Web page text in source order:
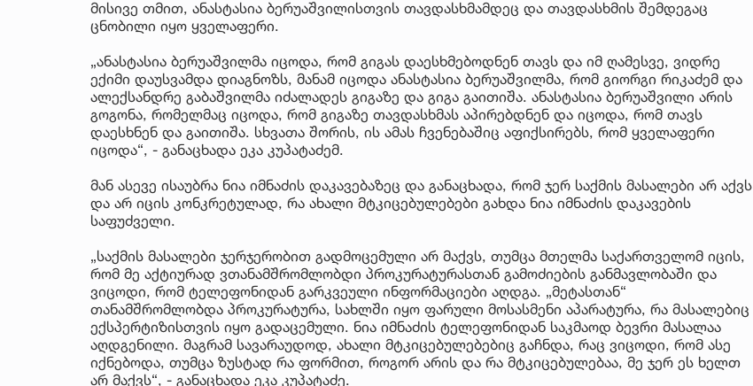
მისივე თმით, ანასტასია ბერუაშვილისთვის თავდასხმამდეც და თავდასხმის შემდეგაც
ცნობილი იყო ყველაფერი.
„ანასტასია ბერუაშვილმა იცოდა, რომ გიგას დაესხმებოდნენ თავს და იმ ღამესვე, ვიდრე
ექიმი დაუსვამდა დიაგნოზს, მანამ იცოდა ანასტასია ბერუაშვილმა, რომ გიორგი რიკაძემ და
ალექსანდრე გაბაშვილმა იძალადეს გიგაზე და გიგა გაითიშა. ანასტასია ბერუაშვილი არის
გოგონა, რომელმაც იცოდა, რომ გიგაზე თავდასხმას აპირებდნენ და იცოდა, რომ თავს
დაესხნენ და გაითიშა. სხვათა შორის, ის ამას ჩვენებაშიც აფიქსირებს, რომ ყველაფერი
იცოდა“, - განაცხადა ეკა კუპატაძემ.
მან ასევე ისაუბრა ნია იმნაძის დაკავებაზეც და განაცხადა, რომ ჯერ საქმის მასალები არ აქვს
და არ იცის კონკრეტულად, რა ახალი მტკიცებულებები გახდა ნია იმნაძის დაკავების
საფუძველი.
„საქმის მასალები ჯერჯერობით გადმოცემული არ მაქვს, თუმცა მთელმა საქართველომ იცის,
რომ მე აქტიურად ვთანამშრომლობდი პროკურატურასთან გამოძიების განმავლობაში და
ვიცოდი, რომ ტელეფონიდან გარკვეული ინფორმაციები აღდგა. „მეტასთან“
თანამშრომლობდა პროკურატურა, სახლში იყო ფარული მოსასმენი აპარატურა, რა მასალებიც
ექსპერტიზისთვის იყო გადაცემული. ნია იმნაძის ტელეფონიდან საკმაოდ ბევრი მასალაა
აღდგენილი. მაგრამ სავარაუდოდ, ახალი მტკიცებულებებიც გაჩნდა, რაც ვიცოდი, რომ ასე
იქნებოდა, თუმცა ზუსტად რა ფორმით, როგორ არის და რა მტკიცებულებაა, მე ჯერ ეს ხელთ
არ მაქვს“, - განაცხადა ეკა კუპატაძე.